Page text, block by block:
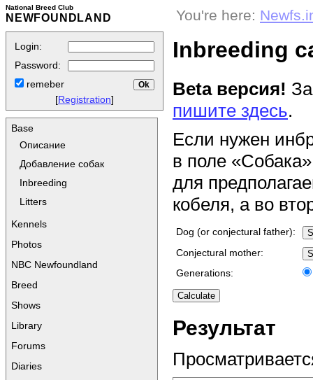
National Breed Club
NEWFOUNDLAND
Login:
Password:
remeber
[Registration]
Base
Описание
Добавление собак
Inbreeding
Litters
Kennels
Photos
NBC Newfoundland
Breed
Shows
Library
Forums
Diaries
You're here:
Inbreeding
Beta версия!
пишите здесь.
Если нужен
в поле
для
кобеля, а во
Dog (or conjectural father):
Conjectural mother:
Generations:
Результат